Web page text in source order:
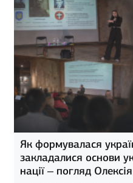
Як формувалася
закладалися основи
нації – погляд